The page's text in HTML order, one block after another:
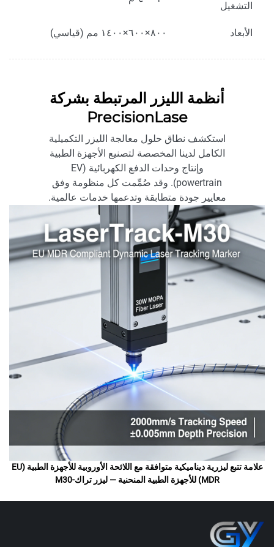
التشغيل
الأبعاد ٨٠٠×٦٠٠×١٤٠٠ مم (قياسي)
أنظمة الليزر المرتبطة بشركة
PrecisionLase
استكشف نطاق حلول معالجة الليزر التكميلية
الكامل لدينا المخصصة لتصنيع الأجهزة الطبية
وإنتاج وحدات الدفع الكهربائية (EV
powertrain). وقد صُمِّمت كل منظومة وفق
معايير جودة متطابقة وتدعمها خدمات عالمية.
علامة تتبع ليزرية ديناميكية متوافقة مع اللائحة الأوروبية للأجهزة الطبية (EU
MDR) للأجهزة الطبية المنحنية — ليزر تراك-M30